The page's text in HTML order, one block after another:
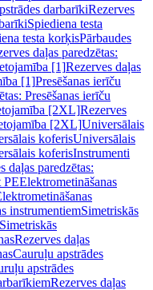
darbarīkiRezerves
Spiediena testa
testa korķisPārbaudes
daļas paredzētas:
[1]Rezerves daļas
[1]Presēšanas ierīču
Presēšanas ierīču
[2XL]Rezerves
[2XL]Universālais
koferisUniversālais
koferisInstrumenti
daļas paredzētas:
PEElektrometināšanas
instrumentiemSimetriskās
Rezerves daļas
Cauruļu apstrādes
apstrādes
Rezerves daļas